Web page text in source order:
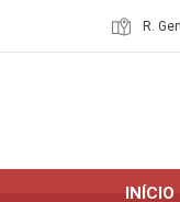
R.
INÍCIO